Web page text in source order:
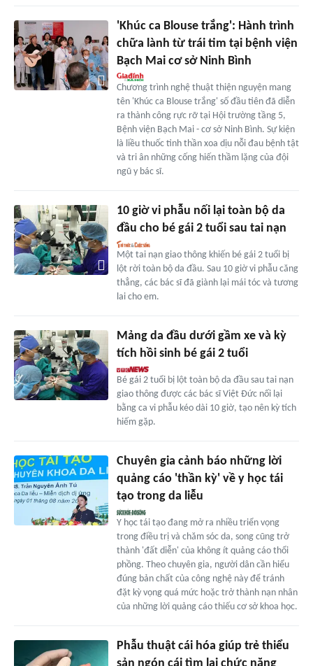
'Khúc ca Blouse trắng': Hành trình
chữa lành từ trái tim tại bệnh viện
Bạch Mai cơ sở Ninh Bình
Chương trình nghệ thuật thiện nguyện mang
tên 'Khúc ca Blouse trắng' số đầu tiên đã diễn
ra thành công rực rỡ tại Hội trường tầng 5,
Bệnh viện Bạch Mai - cơ sở Ninh Bình. Sự kiện
là liều thuốc tinh thần xoa dịu nỗi đau bệnh tật
và tri ân những cống hiến thầm lặng của đội
ngũ y bác sĩ.
10 giờ vi phẫu nối lại toàn bộ da
đầu cho bé gái 2 tuổi sau tai nạn
Một tai nạn giao thông khiến bé gái 2 tuổi bị
lột rời toàn bộ da đầu. Sau 10 giờ vi phẫu căng
thẳng, các bác sĩ đã giành lại mái tóc và tương
lai cho em.
Mảng da đầu dưới gầm xe và kỳ
tích hồi sinh bé gái 2 tuổi
Bé gái 2 tuổi bị lột toàn bộ da đầu sau tai nạn
giao thông được các bác sĩ Việt Đức nối lại
bằng ca vi phẫu kéo dài 10 giờ, tạo nên kỳ tích
hiếm gặp.
Chuyên gia cảnh báo những lời
quảng cáo 'thần kỳ' về y học tái
tạo trong da liễu
Y học tái tạo đang mở ra nhiều triển vọng
trong điều trị và chăm sóc da, song cũng trở
thành 'đất diễn' của không ít quảng cáo thổi
phồng. Theo chuyên gia, người dân cần hiểu
đúng bản chất của công nghệ này để tránh
đặt kỳ vọng quá mức hoặc trở thành nạn nhân
của những lời quảng cáo thiếu cơ sở khoa học.
Phẫu thuật cái hóa giúp trẻ thiểu
sản ngón cái tìm lại chức năng